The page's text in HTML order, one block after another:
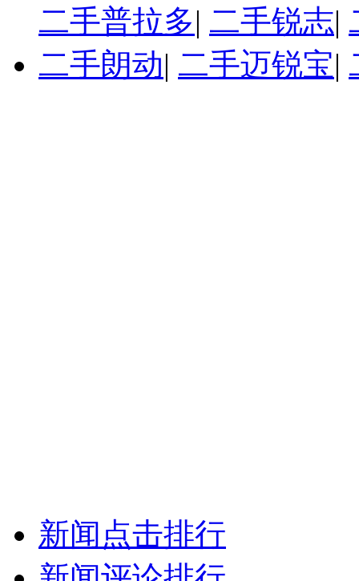
二手普拉多| 二手锐志|
二手朗动| 二手迈锐宝|
新闻点击排行